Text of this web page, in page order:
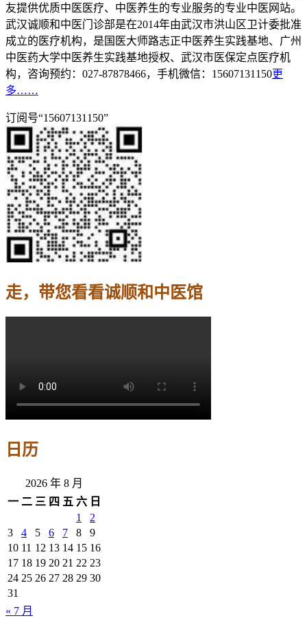
友提供优质中医医疗、中医养生的专业服务的专业中医网站。
武汉诚顺和中医门诊部是在2014年由武汉市洪山区卫计委批准
成立的医疗机构，是国医大师路志正中医养生实践基地、广州
中医药大学中医养生实践基地授权、武汉市医保定点医疗机
构，咨询预约：027-87878466，手机微信：15607131150更
多……
订阅号“15607131150”
走，带您看看诚顺和中医馆
日历
2026 年 8 月
一 二 三 四 五 六 日
1
2
3
4 5 6 7 8
9
10 11 12 13 14 15 16
17 18 19 20 21 22 23
24 25 26 27 28 29 30
31
« 7 月